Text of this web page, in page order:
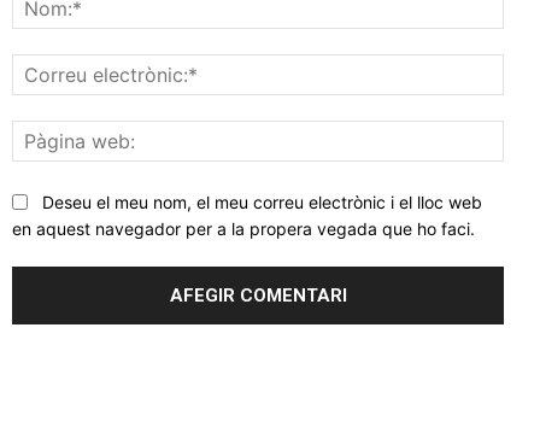
web:
Deseu el meu nom, el meu correu electrònic i el lloc web
en aquest navegador per a la propera vegada que ho faci.